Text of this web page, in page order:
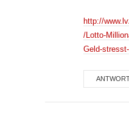
http://
/Lotto-
Geld-